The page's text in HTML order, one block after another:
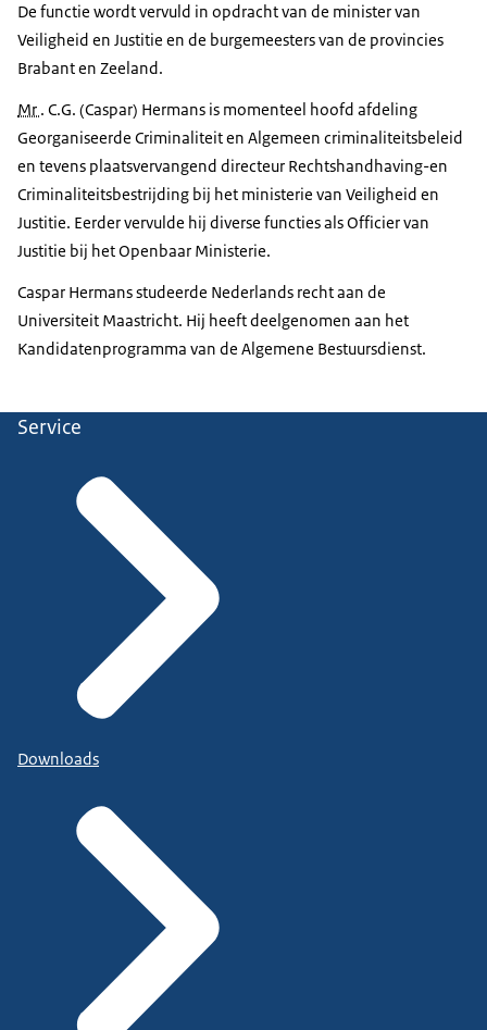
De functie wordt vervuld in opdracht van de minister van
Veiligheid en Justitie en de burgemeesters van de provincies
Brabant en Zeeland.
Mr . C.G. (Caspar) Hermans is momenteel hoofd afdeling
Georganiseerde Criminaliteit en Algemeen criminaliteitsbeleid
en tevens plaatsvervangend directeur Rechtshandhaving-en
Criminaliteitsbestrijding bij het ministerie van Veiligheid en
Justitie. Eerder vervulde hij diverse functies als Officier van
Justitie bij het Openbaar Ministerie.
Caspar Hermans studeerde Nederlands recht aan de
Universiteit Maastricht. Hij heeft deelgenomen aan het
Kandidatenprogramma van de Algemene Bestuursdienst.
Service
Downloads